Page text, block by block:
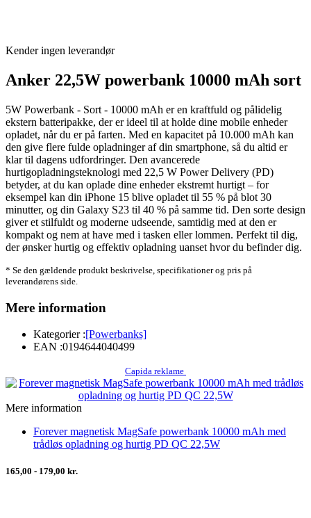
Kender ingen leverandør
Anker 22,5W powerbank 10000 mAh sort
5W Powerbank - Sort - 10000 mAh er en kraftfuld og pålidelig
ekstern batteripakke, der er ideel til at holde dine mobile enheder
opladet, når du er på farten. Med en kapacitet på 10.000 mAh kan
den give flere fulde opladninger af din smartphone, så du altid er
klar til dagens udfordringer. Den avancerede
hurtigopladningsteknologi med 22,5 W Power Delivery (PD)
betyder, at du kan oplade dine enheder ekstremt hurtigt – for
eksempel kan din iPhone 15 blive opladet til 55 % på blot 30
minutter, og din Galaxy S23 til 40 % på samme tid. Den sorte design
giver et stilfuldt og moderne udseende, samtidig med at den er
kompakt og nem at have med i tasken eller lommen. Perfekt til dig,
der ønsker hurtig og effektiv opladning uanset hvor du befinder dig.
* Se den gældende produkt beskrivelse, specifikationer og pris på
leverandørens side.
Mere information
Kategorier :[Powerbanks]
EAN :0194644040499
Capida reklame
Mere information
Forever magnetisk MagSafe powerbank 10000 mAh med
trådløs opladning og hurtig PD QC 22,5W
165,00 - 179,00 kr.